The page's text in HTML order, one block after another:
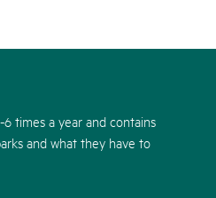
times a year and contains
and what they have to